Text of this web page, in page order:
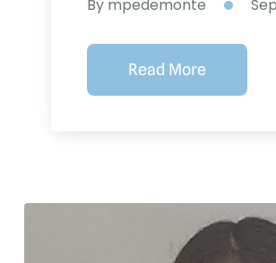
By mpedemonte
Read More